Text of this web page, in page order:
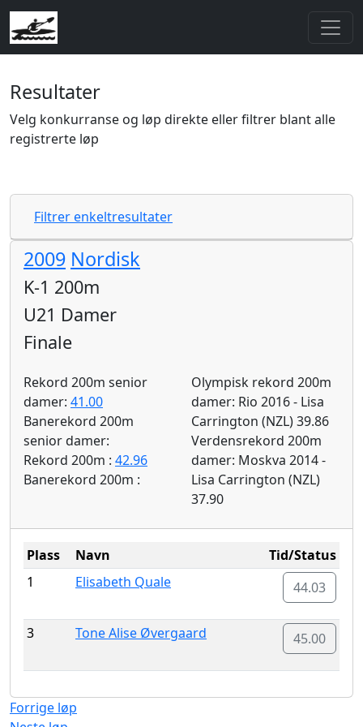
Resultater
Velg konkurranse og løp direkte eller filtrer blant alle
registrerte løp
Filtrer enkeltresultater
2009 Nordisk
K-1 200m
U21 Damer
Finale
Rekord 200m senior
damer: 41.00
Banerekord 200m
senior damer:
Rekord 200m : 42.96
Banerekord 200m :
Olympisk rekord 200m
damer: Rio 2016 - Lisa
Carrington (NZL) 39.86
Verdensrekord 200m
damer: Moskva 2014 -
Lisa Carrington (NZL)
37.90
Plass Navn
Tid/Status
1
Elisabeth Quale 44.03
3 Tone Alise Øvergaard 45.00
Forrige løp